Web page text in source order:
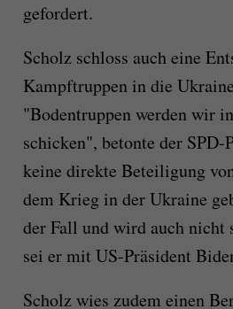
gefordert.
Scholz schloss auch eine
Kampftruppen in die
"Bodentruppen werden wir
schicken", betonte der
keine direkte Beteiligung
dem Krieg in der Ukraine
der Fall und wird auch nicht
sei er mit US-Präsident
Scholz wies zudem einen